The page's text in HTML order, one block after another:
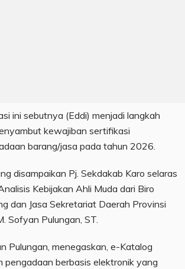
ini sebutnya (Eddi) menjadi langkah
kewajiban sertifikasi
barang/jasa pada tahun 2026.
disampaikan Pj. Sekdakab Karo selaras
Kebijakan Ahli Muda dari Biro
dan Jasa Sekretariat Daerah Provinsi
Sofyan Pulungan, ST.
Pulungan, menegaskan, e-Katalog
pengadaan berbasis elektronik yang